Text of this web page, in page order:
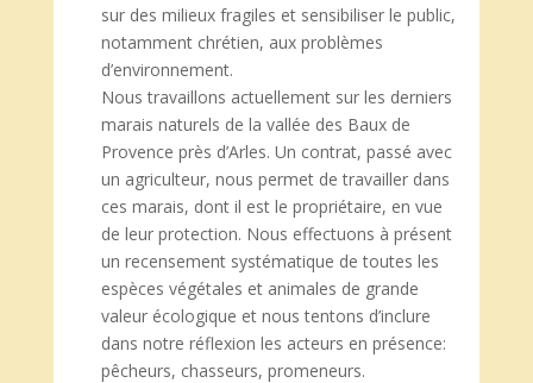
sur des milieux fragiles et sensibiliser le public,
notamment chrétien, aux problèmes
d’environnement.
Nous travaillons actuellement sur les derniers
marais naturels de la vallée des Baux de
Provence près d’Arles. Un contrat, passé avec
un agriculteur, nous permet de travailler dans
ces marais, dont il est le propriétaire, en vue
de leur protection. Nous effectuons à présent
un recensement systématique de toutes les
espèces végétales et animales de grande
valeur écologique et nous tentons d’inclure
dans notre réflexion les acteurs en présence:
pêcheurs, chasseurs, promeneurs.